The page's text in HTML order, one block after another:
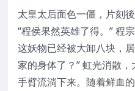
太皇太后面色一僵，片刻
“程侯果然英雄了得。” 程
这妖物已经被大卸八块，
家的身体了？” 虹光消散
手臂流淌下来。随着鲜血